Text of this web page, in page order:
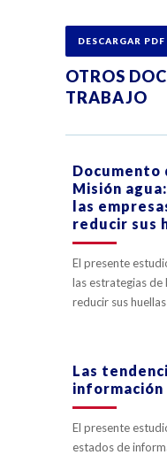
DESCARGAR PDF
OTROS
TRABAJO
Documento
Misión
las
reducir sus
El presente
las estrategias de
reducir sus
Las
información
El presente
estados de